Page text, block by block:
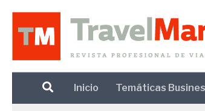
Debajo del contenido
Inicio Temáticas